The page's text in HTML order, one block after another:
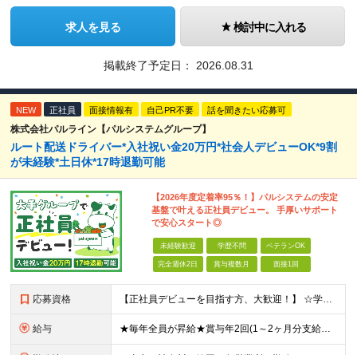
求人を見る 検討中に入れる
掲載終了予定日： 2026.08.31
NEW 正社員 面接情報有 自己PR不要 話を聞きたい応募可
株式会社パルライン【パルシステムグループ】
ルート配送ドライバー*入社祝い金20万円*社会人デビューOK*9割
が未経験*土日休*17時退勤可能
【2026年度定着率95％！】パルシステムの安定
基盤で叶える正社員デビュー。 手厚いサポート
で安心スタート◎
未経験歓迎 学歴不問 ベテランOK
完全週休2日 賞与複数月 面接1回
応募資格 【正社員デビューを目指す方、大歓迎！】 ☆学歴不問 ☆未経験OK ☆普通自動車運転免許（AT限定可）をお持ちの方 └研修期間を用意しているので、ペーパードライバーの方もOK◎ ☆44歳以下の方 ※若年
給与 ★毎年全員が昇給★賞与年2回(1～2ヶ月分支給） 東京・神奈川エリア／月給27万5295円～ 静岡エリア／月給25万5221円～ 【試用期間中(2ヶ月間)の給与】 東京・神奈川エリア／月給25万1